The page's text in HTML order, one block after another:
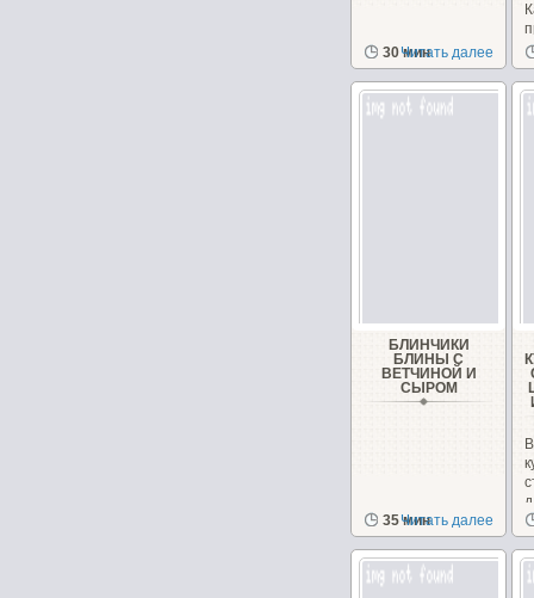
30 мин
Читать далее
БЛИНЧИКИ
БЛИНЫ С
ВЕТЧИНОЙ И
СЫРОМ
35 мин
Читать далее